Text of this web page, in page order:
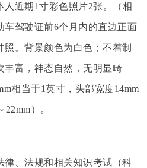
近期1寸彩色照片2张。（相
车驾驶证前6个月内的直边正面
。背景颜色为白色；不着制
丰富，神态自然，无明显畸
相当于1英寸，头部宽度14mm
）。
、法规和相关知识考试（科